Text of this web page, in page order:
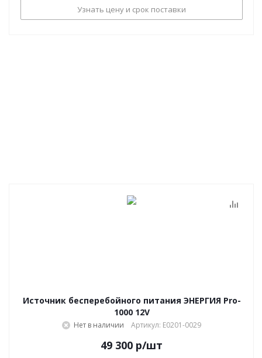
Узнать цену и срок поставки
Источник бесперебойного питания ЭНЕРГИЯ Pro-
1000 12V
Нет в наличии Артикул: Е0201-0029
49 300 р/шт